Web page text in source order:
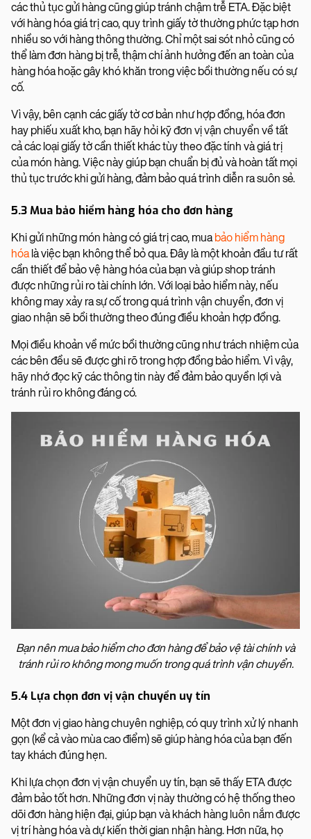
các thủ tục gửi hàng cũng giúp tránh chậm trễ ETA. Đặc biệt
với hàng hóa giá trị cao, quy trình giấy tờ thường phức tạp hơn
nhiều so với hàng thông thường. Chỉ một sai sót nhỏ cũng có
thể làm đơn hàng bị trễ, thậm chí ảnh hưởng đến an toàn của
hàng hóa hoặc gây khó khăn trong việc bồi thường nếu có sự
cố.
Vì vậy, bên cạnh các giấy tờ cơ bản như hợp đồng, hóa đơn
hay phiếu xuất kho, bạn hãy hỏi kỹ đơn vị vận chuyển về tất
cả các loại giấy tờ cần thiết khác tùy theo đặc tính và giá trị
của món hàng. Việc này giúp bạn chuẩn bị đủ và hoàn tất mọi
thủ tục trước khi gửi hàng, đảm bảo quá trình diễn ra suôn sẻ.
5.3 Mua bảo hiểm hàng hóa cho đơn hàng
Khi gửi những món hàng có giá trị cao, mua bảo hiểm hàng
hóalà việc bạn không thể bỏ qua. Đây là một khoản đầu tư rất
cần thiết để bảo vệ hàng hóa của bạn và giúp shop tránh
được những rủi ro tài chính lớn. Với loại bảo hiểm này, nếu
không may xảy ra sự cố trong quá trình vận chuyển, đơn vị
giao nhận sẽ bồi thường theo đúng điều khoản hợp đồng.
Mọi điều khoản về mức bồi thường cũng như trách nhiệm của
các bên đều sẽ được ghi rõ trong hợp đồng bảo hiểm. Vì vậy,
hãy nhớ đọc kỹ các thông tin này để đảm bảo quyền lợi và
tránh rủi ro không đáng có.
Bạn nên mua bảo hiểm cho đơn hàng để bảo vệ tài chính và
tránh rủi ro không mong muốn trong quá trình vận chuyển.
5.4 Lựa chọn đơn vị vận chuyển uy tín
Một đơn vị giao hàng chuyên nghiệp, có quy trình xử lý nhanh
gọn (kể cả vào mùa cao điểm) sẽ giúp hàng hóa của bạn đến
tay khách đúng hẹn.
Khi lựa chọn đơn vị vận chuyển uy tín, bạn sẽ thấy ETA được
đảm bảo tốt hơn. Những đơn vị này thường có hệ thống theo
dõi đơn hàng hiện đại, giúp bạn và khách hàng luôn nắm được
vị trí hàng hóa và dự kiến thời gian nhận hàng. Hơn nữa, họ